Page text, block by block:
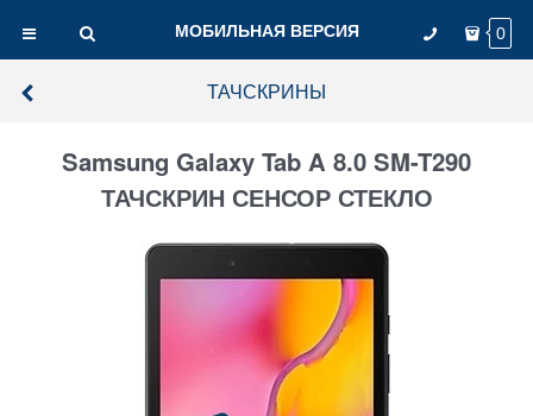
МОБИЛЬНАЯ ВЕРСИЯ 0
ТАЧСКРИНЫ
Samsung Galaxy Tab A 8.0 SM-T290
ТАЧСКРИН СЕНСОР СТЕКЛО